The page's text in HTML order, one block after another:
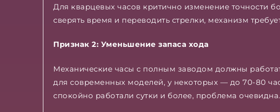
Для кварцевых часов критично изменение точности
сверять время и переводить стрелки, механизм
Признак 2: Уменьшение запаса хода
Механические часы с полным заводом должны
для современных моделей, у некоторых — до 70-80
спокойно работали сутки и более, проблема очевидна.